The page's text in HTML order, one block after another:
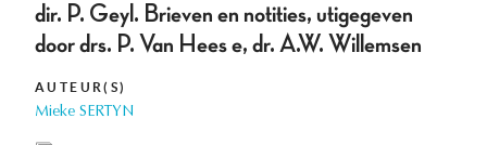
dir. P. Geyl. Brieven en notities, utigegeven
door drs. P. Van Hees e, dr. A.W. Willemsen
AUTEUR(S)
Mieke SERTYN